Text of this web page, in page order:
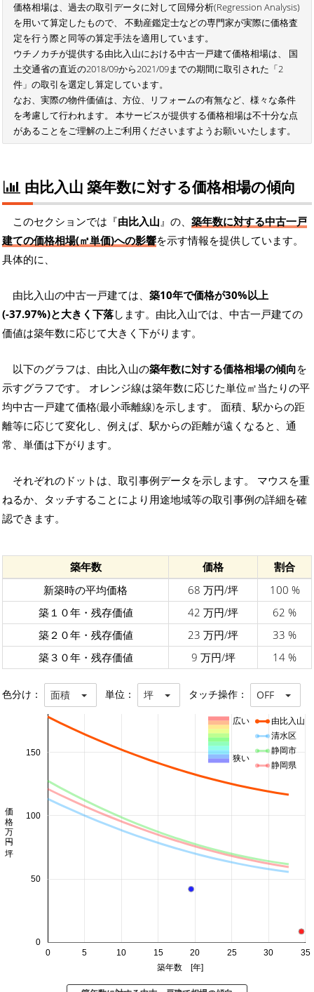
価格相場は、過去の取引データに対して回帰分析(Regression Analysis)
を用いて算定したもので、 不動産鑑定士などの専門家が実際に価格査
定を行う際と同等の算定手法を適用しています。
ウチノカチが提供する由比入山における中古一戸建て価格相場は、 国
土交通省の直近の2018/09から2021/09までの期間に取引された「2
件」の取引を選定し算定しています。
なお、実際の物件価値は、方位、リフォームの有無など、様々な条件
を考慮して行われます。 本サービスが提供する価格相場は不十分な点
があることをご理解の上ご利用くださいますようお願いいたします。
由比入山 築年数に対する価格相場の傾向
このセクションでは『由比入山』の、 築年数に対する中古一戸
建ての価格相場(㎡単価)への影響を示す情報を提供しています。
具体的に、
由比入山の中古一戸建ては、 築10年で価格が30%以上
(-37.97%)と大きく下落します。由比入山では、中古一戸建ての
価値は築年数に応じて大きく下がります。
以下のグラフは、由比入山の築年数に対する価格相場の傾向を
示すグラフです。 オレンジ線は築年数に応じた単位㎡当たりの平
均中古一戸建て価格(最小乖離線)を示します。 面積、駅からの距
離等に応じて変化し、例えば、駅からの距離が遠くなると、通
常、単価は下がります。
それぞれのドットは、取引事例データを示します。 マウスを重
ねるか、タッチすることにより用途地域等の取引事例の詳細を確
認できます。
築年数 価格
割合
新築時の平均価格
68 万円/坪
100 %
築１０年・残存価値
42 万円/坪
62 %
築２０年・残存価値
23 万円/坪
33 %
築３０年・残存価値
9 万円/坪 14 %
色分け： 面積 単位： 坪 タッチ操作： OFF
0 5 10 15 20 25 30 35
0
50
100
150
築年数 [年]
価格 万円/坪
由比入山
清水区
静岡市
静岡県
広い
狭い